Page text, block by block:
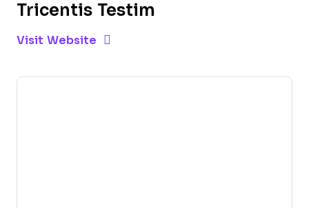
Tricentis Testim
Visit Website Opens New Window